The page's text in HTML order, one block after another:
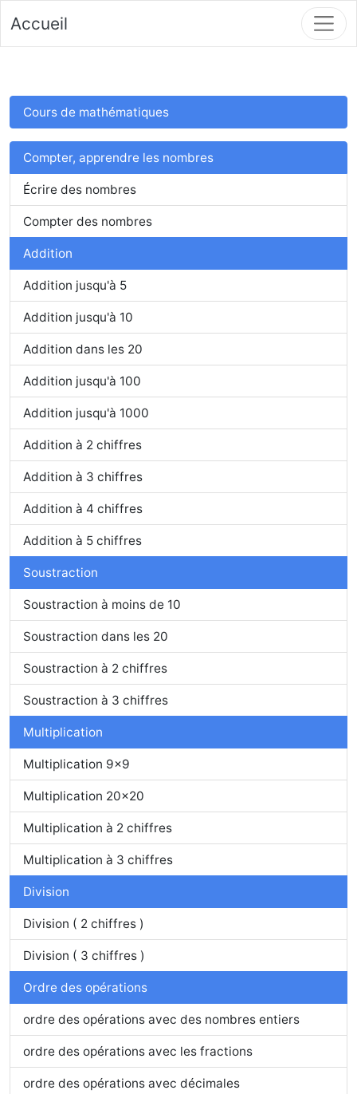
Accueil
Cours de mathématiques
Compter, apprendre les nombres
Écrire des nombres
Compter des nombres
Addition
Addition jusqu'à 5
Addition jusqu'à 10
Addition dans les 20
Addition jusqu'à 100
Addition jusqu'à 1000
Addition à 2 chiffres
Addition à 3 chiffres
Addition à 4 chiffres
Addition à 5 chiffres
Soustraction
Soustraction à moins de 10
Soustraction dans les 20
Soustraction à 2 chiffres
Soustraction à 3 chiffres
Multiplication
Multiplication 9x9
Multiplication 20x20
Multiplication à 2 chiffres
Multiplication à 3 chiffres
Division
Division ( 2 chiffres )
Division ( 3 chiffres )
Ordre des opérations
ordre des opérations avec des nombres entiers
ordre des opérations avec les fractions
ordre des opérations avec décimales